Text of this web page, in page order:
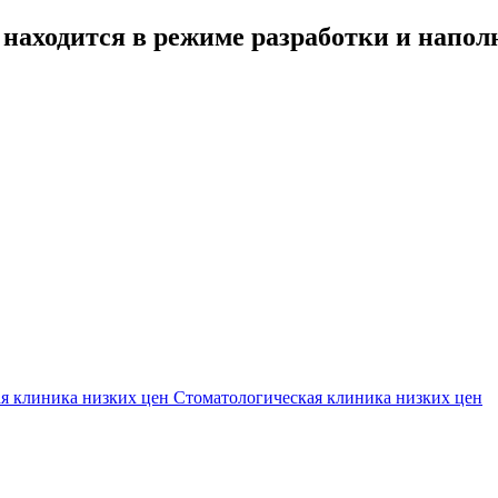
в режиме разработки и
Стоматологическая клиника низких цен